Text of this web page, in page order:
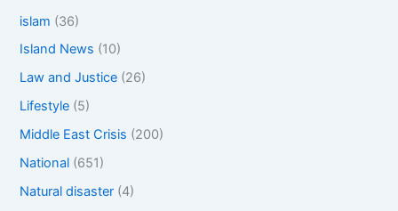
islam (36)
Island News (10)
Law and Justice (26)
Lifestyle (5)
Middle East Crisis (200)
National (651)
Natural disaster (4)